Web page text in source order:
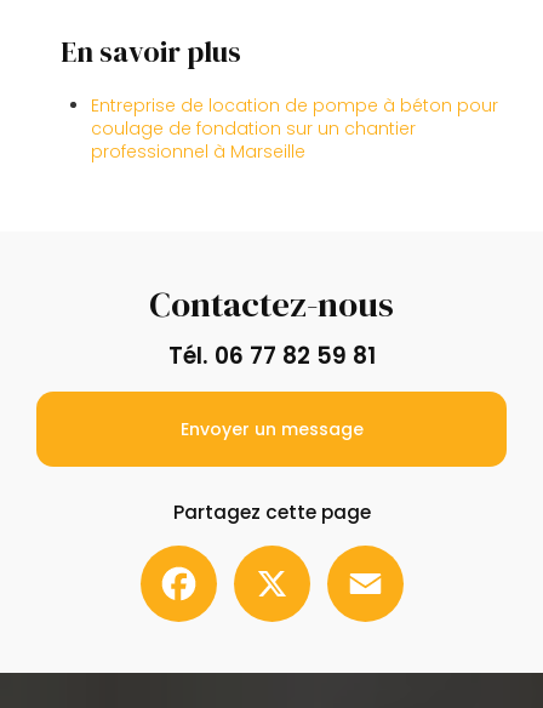
En savoir plus
Entreprise de location de pompe à béton pour
coulage de fondation sur un chantier
professionnel à Marseille
Contactez-nous
Tél. 06 77 82 59 81
Envoyer un message
Partagez cette page
Facebook